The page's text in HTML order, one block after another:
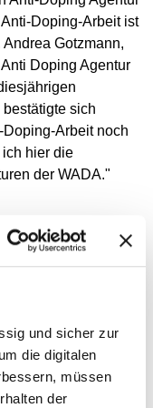
und sicher zur
die digitalen
müssen
der
Doping-Arbeit ist
Gotzmann,
Doping Agentur
sich
Arbeit noch
hier die
der WADA."
Doping-Arbeit
dem Prüfstand - wie
Podium dabei:
(International
Antidoping